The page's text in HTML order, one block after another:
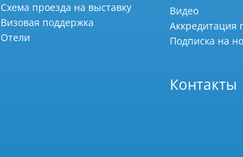
Схема проезда на выставку
Визовая поддержка
Отели
Видео
Аккредитация
Подписка на
Контакты